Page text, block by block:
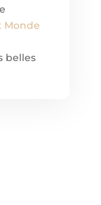
Monde
belles